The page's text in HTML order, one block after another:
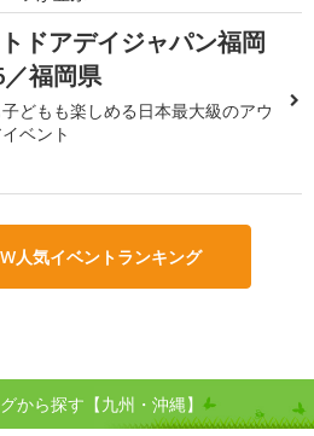
ドアデイジャパン福岡
福岡県
どもも楽しめる日本最大級のアウ
ベント
人気イベントランキング
から探す【九州・沖縄】